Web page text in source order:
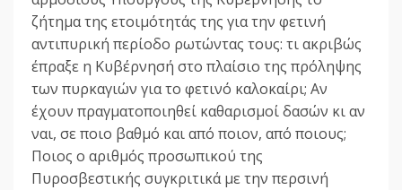
ζήτημα της ετοιμότητάς της για την φετινή
αντιπυρική περίοδο ρωτώντας τους: τι ακριβώς
έπραξε η Κυβέρνησή στο πλαίσιο της πρόληψης
των πυρκαγιών για το φετινό καλοκαίρι; Αν
έχουν πραγματοποιηθεί καθαρισμοί δασών κι αν
ναι, σε ποιο βαθμό και από ποιον, από ποιους;
Ποιος ο αριθμός προσωπικού της
Πυροσβεστικής συγκριτικά με την περσινή